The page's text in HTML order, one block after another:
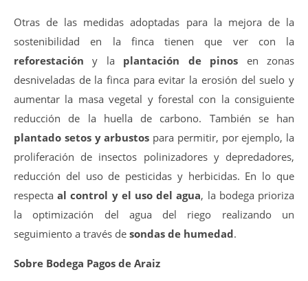
Otras de las medidas adoptadas para la mejora de la
sostenibilidad en la finca tienen que ver con la
reforestación y la plantación de pinos en zonas
desniveladas de la finca para evitar la erosión del suelo y
aumentar la masa vegetal y forestal con la consiguiente
reducción de la huella de carbono. También se han
plantado setos y arbustos para permitir, por ejemplo, la
proliferación de insectos polinizadores y depredadores,
reducción del uso de pesticidas y herbicidas. En lo que
respectaal control y el uso del agua, la bodega prioriza
la optimización del agua del riego realizando un
seguimiento a través de sondas de humedad.
Sobre Bodega Pagos de Araiz